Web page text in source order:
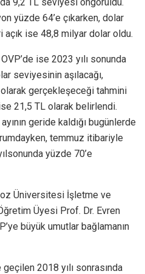
yüzde 64’e çıkarken, dolar
açık ise 48,8 milyar dolar oldu.
ise 2023 yılı sonunda
seviyesinin aşılacağı,
gerçekleşeceği tahmini
21,5 TL olarak belirlendi.
geride kaldığı bugünlerde
temmuz itibariyle
yüzde 70’e
Üniversitesi İşletme ve
Üyesi Prof. Dr. Evren
büyük umutlar bağlamanın
2018 yılı sonrasında